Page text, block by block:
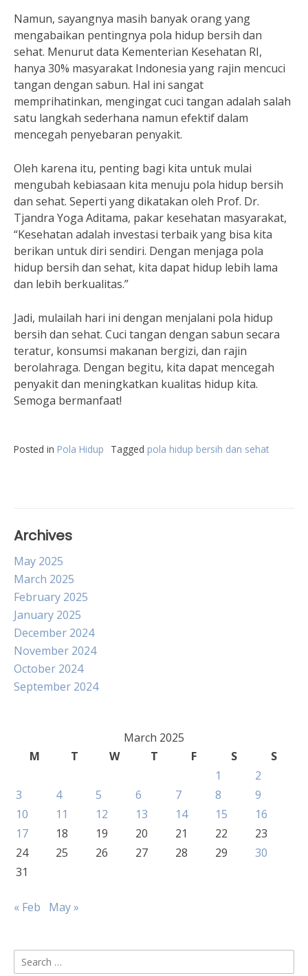
Namun, sayangnya masih banyak orang yang
mengabaikan pentingnya pola hidup bersih dan
sehat. Menurut data Kementerian Kesehatan RI,
hanya 30% masyarakat Indonesia yang rajin mencuci
tangan dengan sabun. Hal ini sangat
memprihatinkan, mengingat cuci tangan adalah salah
satu langkah sederhana namun efektif dalam
mencegah penyebaran penyakit.
Oleh karena itu, penting bagi kita untuk mulai
mengubah kebiasaan kita menuju pola hidup bersih
dan sehat. Seperti yang dikatakan oleh Prof. Dr.
Tjandra Yoga Aditama, pakar kesehatan masyarakat,
“Kesehatan adalah investasi terbaik yang bisa kita
berikan untuk diri sendiri. Dengan menjaga pola
hidup bersih dan sehat, kita dapat hidup lebih lama
dan lebih berkualitas.”
Jadi, mulailah hari ini dengan menjalani pola hidup
bersih dan sehat. Cuci tangan dengan sabun secara
teratur, konsumsi makanan bergizi, dan rajin
berolahraga. Dengan begitu, kita dapat mencegah
penyakit dan meningkatkan kualitas hidup kita.
Semoga bermanfaat!
Posted in Pola Hidup Tagged pola hidup bersih dan sehat
Archives
May 2025
March 2025
February 2025
January 2025
December 2024
November 2024
October 2024
September 2024
March 2025
M
T W T F S
S
1
2
3
4 5 6 7 8
9
10
11 12 13 14 15
16
17
18 19 20 21 22
23
24
25 26 27 28 29
30
31
« Feb May »
Search